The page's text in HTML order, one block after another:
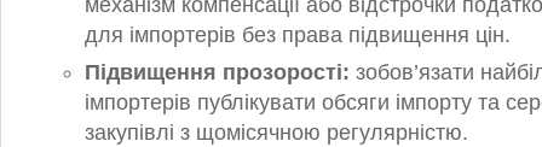
механізм компенсації або відстрочки
для імпортерів без права підвищення цін.
Підвищення прозорості: зобов’язати
імпортерів публікувати обсяги імпорту та
закупівлі з щомісячною регулярністю.